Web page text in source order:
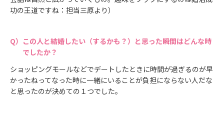
功の王道ですね：担当三原より）
この人と結婚したい（するかも？）と思った瞬間はどんな時
でしたか？
ショッピングモールなどでデートしたときに時間が過ぎるのが早
かったねってなった時に一緒にいることが負担にならない人だな
と思ったのが決めての１つでした。